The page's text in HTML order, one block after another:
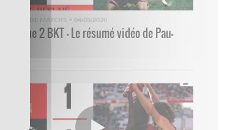
RÉSUMÉ DE MATCHS • 04/05/2026
33 Ligue 2 BKT - Le résumé vidéo de Pau-